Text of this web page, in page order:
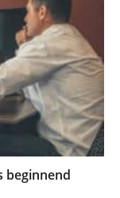
beginnend